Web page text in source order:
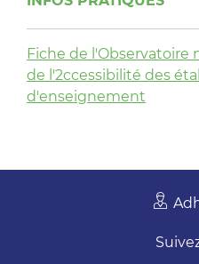
Fiche de l'Observatoire
de l'2ccessibilité des
d'enseignement